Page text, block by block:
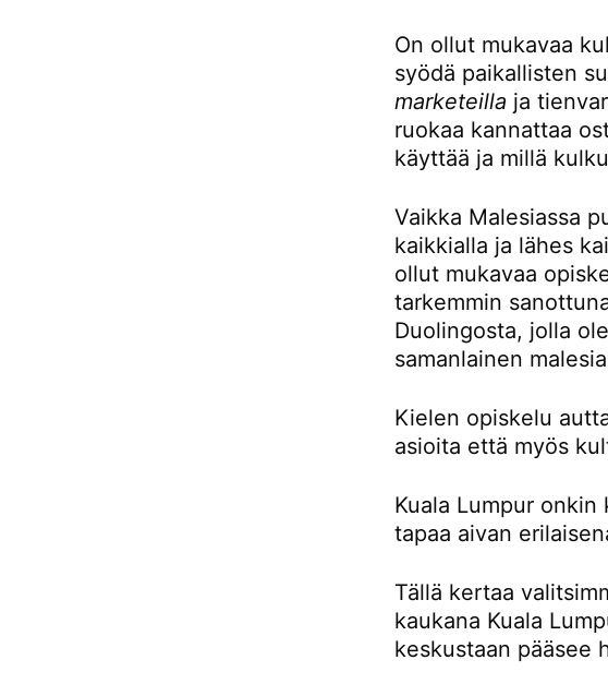
On ollut mukavaa
syödä paikallisten
marketeilla ja
ruokaa kannattaa
käyttää ja millä
Vaikka Malesiassa
kaikkialla ja lähes
ollut mukavaa
tarkemmin
Duolingosta, jolla
samanlainen
Kielen opiskelu
asioita että myös
Kuala Lumpur
tapaa aivan
Tällä kertaa
kaukana Kuala
keskustaan pääsee